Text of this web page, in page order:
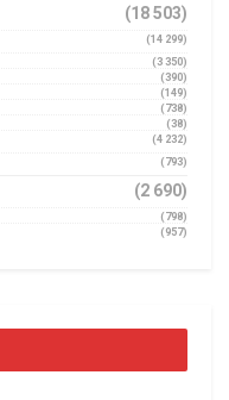
(18 503)
(14 299)
(3 350)
(390)
(149)
(738)
(38)
(4 232)
(793)
(2 690)
(798)
(957)